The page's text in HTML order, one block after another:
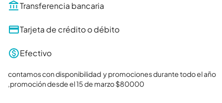
Transferencia bancaria
Tarjeta de crédito o débito
Efectivo
contamos con disponibilidad  y promociones durante todo el año
,promoción desde el 15 de marzo $80000